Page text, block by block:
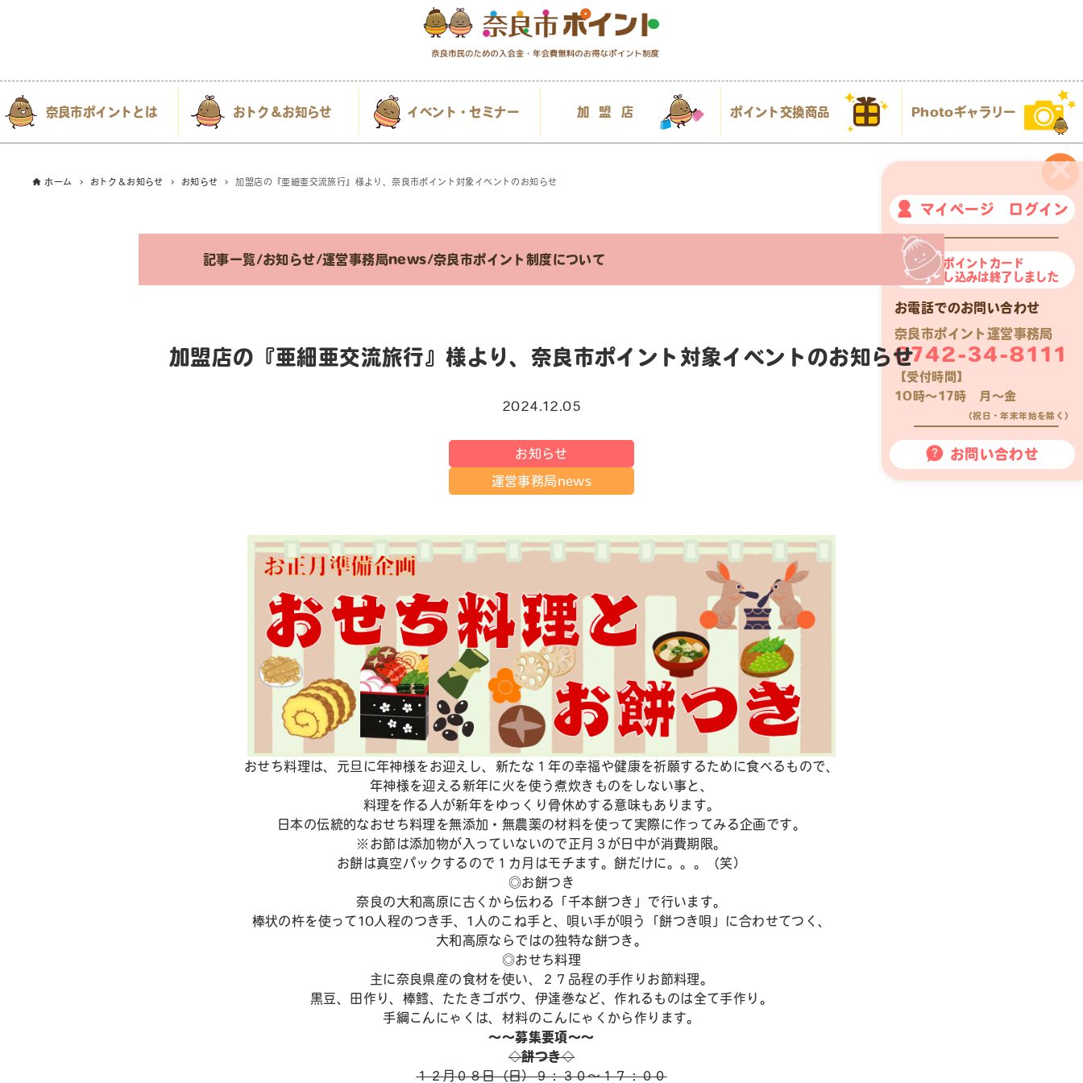
×
マイページ ログイン
奈良市ポイントカード
新規申し込みは終了しました
お電話でのお問い合わせ
奈良市ポイント運営事務局
0742-34-8111
【受付時間】
10時〜17時 月〜金
（祝日・年末年始を除く）
お問い合わせ
奈良市ポイントとは おトク＆お知らせ イベント・セミナー 加盟店 ポイント交換商品 Photoギャラリー
ホーム おトク＆お知らせ お知らせ 加盟店の『亜細亜交流旅行』様より、奈良市ポイント対象イベントのお知らせ
記事一覧/お知らせ/運営事務局news/奈良市ポイント制度について
加盟店の『亜細亜交流旅行』様より、奈良市ポイント対象イベントのお知らせ
2024.12.05
お知らせ
運営事務局news
おせち料理は、元旦に年神様をお迎えし、新たな１年の幸福や健康を祈願するために⾷べるもので、
年神様を迎える新年に⽕を使う煮炊きものをしない事と、
料理を作る⼈が新年をゆっくり⾻休めする意味もあります。
⽇本の伝統的なおせち料理を無添加・無農薬の材料を使って実際に作ってみる企画です。
※お節は添加物が⼊っていないので正⽉３が⽇中が消費期限。
お餅は真空パックするので１カ⽉はモチます。餅だけに。。。（笑）
◎お餅つき
奈良の大和高原に古くから伝わる「千本餅つき」で行います。
棒状の杵を使って10人程のつき手、1人のこね手と、唄い手が唄う「餅つき唄」に合わせてつく、
大和高原ならではの独特な餅つき。
◎おせち料理
主に奈良県産の食材を使い、２７品程の手作りお節料理。
黒豆、田作り、棒鱈、たたきゴボウ、伊達巻など、作れるものは全て手作り。
手綱こんにゃくは、材料のこんにゃくから作ります。
～～募集要項～～
◇餅つき◇
１２月０８日（日）９：３０～１７：００